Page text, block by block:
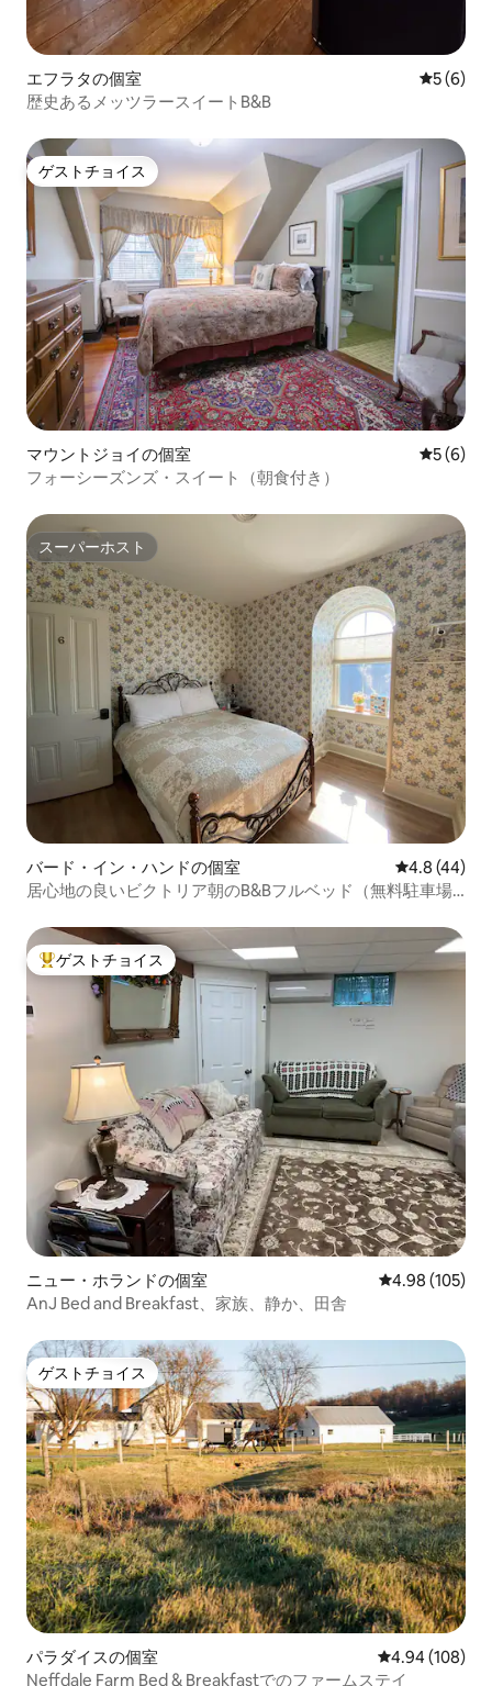
エフラタの個室 レビュー
5 (6)
歴史あるメッツラースイートB&B
ゲストチョイス
ゲストチョイス
マウントジョイの個室 レビュー
5 (6)
フォーシーズンズ・スイート（朝食付き）
スーパーホスト
スーパーホスト
バード・イン・ハンドの個室 レビュー44
4.8 (44)
居心地の良いビクトリア朝のB&Bフルベッド（無料駐車場
大好評のゲストチョイスです。
ゲストチョイス
ニュー・ホランドの個室 レビュー105
4.98 (105)
AnJ Bed and Breakfast、家族、静か、田舎
ゲストチョイス
ゲストチョイス
パラダイスの個室 レビュー108
4.94 (108)
Neffdale Farm Bed & Breakfastでのファームステイ